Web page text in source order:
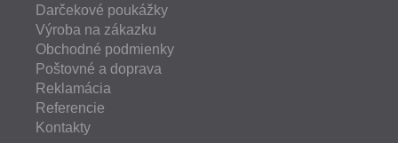
Darčekové poukážky
Výroba na zákazku
Obchodné podmienky
Poštovné a doprava
Reklamácia
Referencie
Kontakty